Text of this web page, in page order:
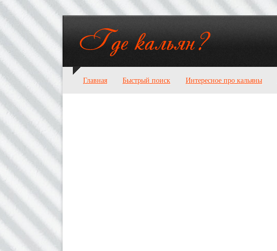
Главная Быстрый поиск Интересное про кальяны